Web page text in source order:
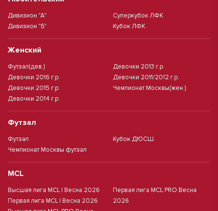
Дивизион "А"
Дивизион "Б"
Суперкубок ЛФК
Кубок ЛФК
Женский
Футзал(дев.)
Девочки 2016 г.р.
Девочки 2015 г.р.
Девочки 2014 г.р.
Девочки 2013 г.р.
Девочки 2011/2012 г.р.
Чемпионат Москвы(жен.)
Футзал
Футзал
Чемпионат Москвы футзал
Кубок ДЮСШ
MCL
Высшая лига MCL | Весна 2026
Первая лига MCL | Весна 2026
Первая лига MCL PRO Весна
2026